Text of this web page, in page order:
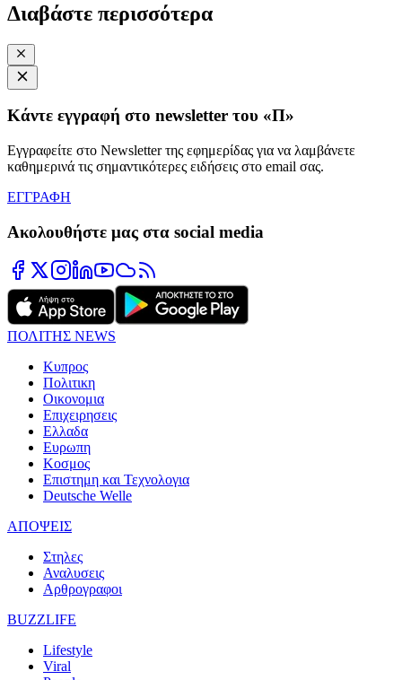
Διαβάστε περισσότερα
Κάντε εγγραφή στο newsletter του «Π»
Εγγραφείτε στο Newsletter της εφημερίδας για να λαμβάνετε
καθημερινά τις σημαντικότερες ειδήσεις στο email σας.
ΕΓΓΡΑΦΗ
Ακολουθήστε μας στα social media
ΠΟΛΙΤΗΣ NEWS
Κυπρος
Πολιτικη
Οικονομια
Επιχειρησεις
Ελλαδα
Ευρωπη
Κοσμος
Επιστημη και Τεχνολογια
Deutsche Welle
ΑΠΟΨΕΙΣ
Στηλες
Αναλυσεις
Αρθρογραφοι
BUZZLIFE
Lifestyle
Viral